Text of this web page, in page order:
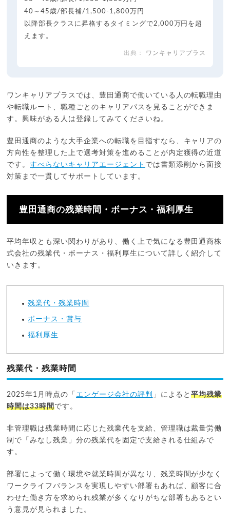
40～45歳/部長補/1,500-1,800万円
以降部長クラスに昇格するタイミングで2,000万円を超
えます。
ワンキャリアプラス
ワンキャリアプラスでは、豊田通商で働いている人の転職理由
や転職ルート、職種ごとのキャリアパスを見ることができま
す。興味がある人は登録してみてくださいね。
豊田通商のような大手企業への転職を目指すなら、キャリアの
方向性を整理した上で選考対策を進めることが内定獲得の近道
です。すべらないキャリアエージェント では書類添削から面接
対策まで一貫してサポートしています。
豊田通商の残業時間・ボーナス・福利厚生
平均年収とも深い関わりがあり、働く上で気になる豊田通商株
式会社の残業代・ボーナス・福利厚生について詳しく紹介して
いきます。
残業代・残業時間
ボーナス・賞与
福利厚生
残業代・残業時間
2025年1月時点の「 エンゲージ会社の評判 」によると平均残業
時間は33時間です。
非管理職は残業時間に応じた残業代を支給、管理職は裁量労働
制で「みなし残業」分の残業代を固定で支給される仕組みで
す。
部署によって働く環境や就業時間が異なり、残業時間が少なく
ワークライフバランスを実現しやすい部署もあれば、顧客に合
わせた働き方を求められ残業が多くなりがちな部署もあるとい
う意見が見られました。